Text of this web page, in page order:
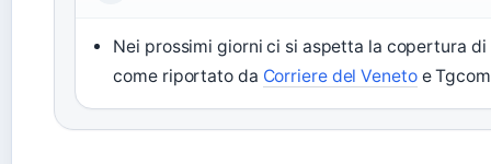
Nei prossimi giorni ci si aspetta la copertura
come riportato da Corriere del Venetoe